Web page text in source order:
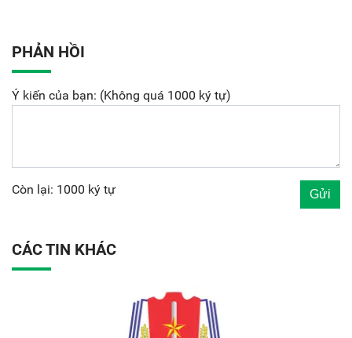
PHẢN HỒI
Ý kiến của bạn: (Không quá 1000 ký tự)
Còn lại: 1000 ký tự
CÁC TIN KHÁC